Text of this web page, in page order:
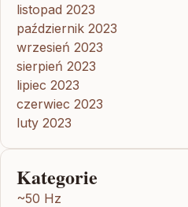
listopad 2023
październik 2023
wrzesień 2023
sierpień 2023
lipiec 2023
czerwiec 2023
luty 2023
Kategorie
~50 Hz